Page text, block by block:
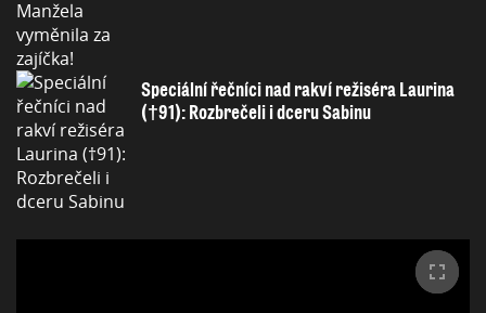
Speciální řečníci nad rakví režiséra Laurina
(†91): Rozbrečeli i dceru Sabinu